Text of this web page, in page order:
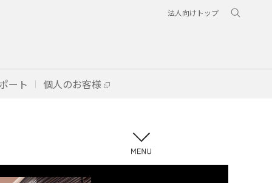
法人向けトップ
ート 個人のお客様